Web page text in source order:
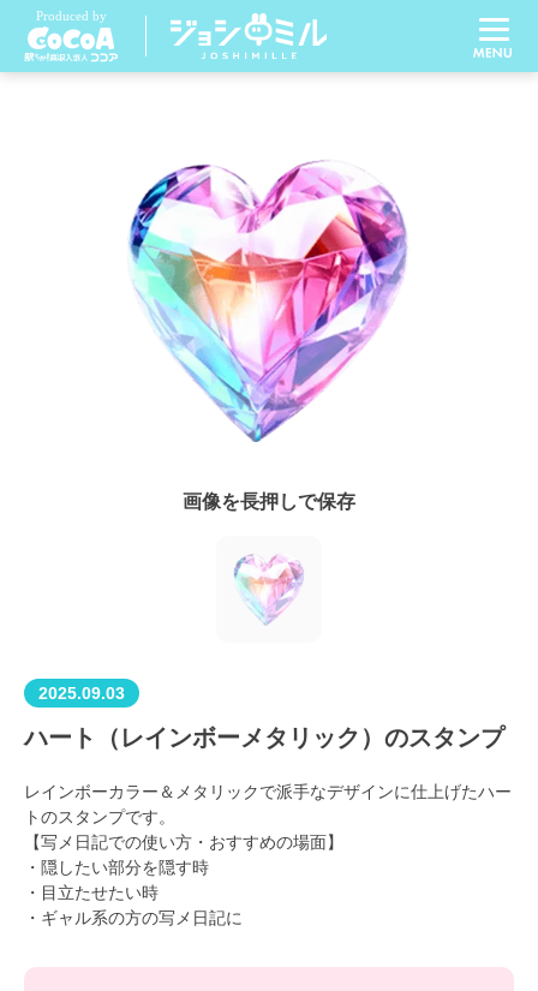
画像を長押しで保存
2025.09.03
ハート（レインボーメタリック）のスタンプ
レインボーカラー＆メタリックで派手なデザインに仕上げたハー
トのスタンプです。
【写メ日記での使い方・おすすめの場面】
・隠したい部分を隠す時
・目立たせたい時
・ギャル系の方の写メ日記に